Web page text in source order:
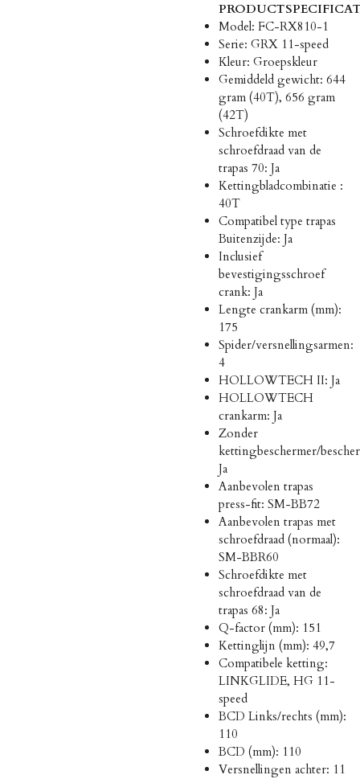
Model: FC-RX810-1
Serie: GRX 11-speed
Kleur: Groepskleur
Gemiddeld gewicht: 644
gram (40T), 656 gram
(42T)
Schroefdikte met
schroefdraad van de
trapas 70: Ja
Kettingbladcombinatie :
40T
Compatibel type trapas
Buitenzijde: Ja
Inclusief
bevestigingsschroef
crank: Ja
Lengte crankarm (mm):
175
Spider/versnellingsarmen:
4
HOLLOWTECH II: Ja
HOLLOWTECH
crankarm: Ja
Zonder
kettingbeschermer/
Ja
Aanbevolen trapas
press-fit: SM-BB72
Aanbevolen trapas met
schroefdraad (normaal):
SM-BBR60
Schroefdikte met
schroefdraad van de
trapas 68: Ja
Q-factor (mm): 151
Kettinglijn (mm): 49,7
Compatibele ketting:
LINKGLIDE, HG 11-
speed
BCD Links/rechts (mm):
110
BCD (mm): 110
Versnellingen achter: 11